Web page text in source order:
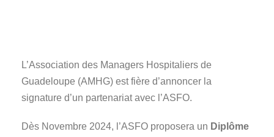
L’Association des Managers Hospitaliers de
Guadeloupe (AMHG) est fière d’annoncer la
signature d’un partenariat avec l’ASFO.
Dès Novembre 2024, l’ASFO proposera un Diplôme